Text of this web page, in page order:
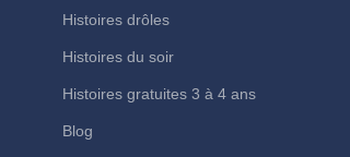
Histoires drôles
Histoires du soir
Histoires gratuites 3 à 4 ans
Blog